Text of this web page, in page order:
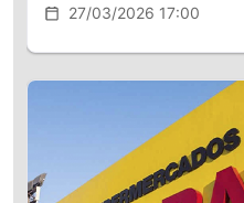
27/03/2026 17:00